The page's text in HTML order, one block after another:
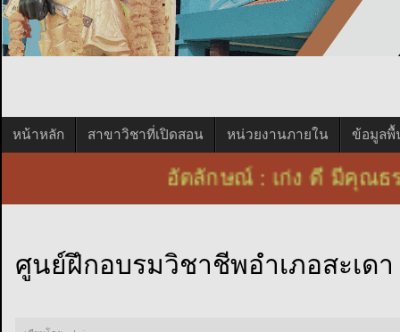
หน้าหลัก สาขาวิชาที่เปิดสอน หน่วยงานภายใน ข้อมูลพื้
อัตลักษณ์ : เก่ง ดี มีคุณ
ศูนย์ฝึกอบรมวิชาชีพอำเภอสะเดา